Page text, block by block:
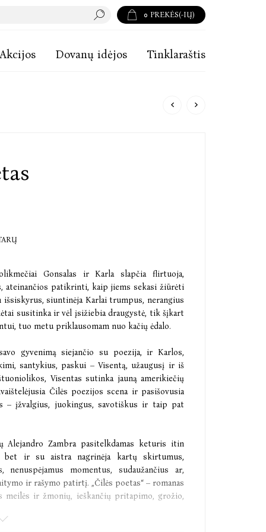
0 PREKĖS(-IŲ)
Akcijos Dovanų idėjos Tinklaraštis
Gonsalas ir Karla slapčia flirtuoja,
ateinančios patikrinti, kaip jiems sekasi žiūrėti
siuntinėja Karlai trumpus, nerangius
susitinka ir vėl įsižiebia draugystė, tik šįkart
tuo metu priklausomam nuo kačių ėdalo.
gyvenimą siejančio su poezija, ir Karlos,
santykius, paskui – Visentą, užaugusį ir iš
Visentas sutinka jauną amerikiečių
Čilės poezijos scena ir pasišovusia
įžvalgius, juokingus, savotiškus ir taip pat
Alejandro Zambra pasitelkdamas keturis itin
bet ir su aistra nagrinėja kartų skirtumus,
momentus, sudaužančius ar,
ir rašymo patirtį. „Čilės poetas“ – romanas
meilės ir žmonių, ieškančių pritapimo, grožio,